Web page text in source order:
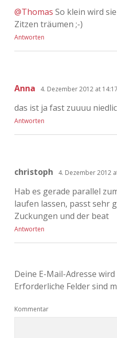
@Thomas So klein wird
Zitzen träumen ;-)
Antworten
Anna 4. Dezember 2012 at 14:17
das ist ja fast zuuuu
Antworten
christoph 4. Dezember 2012
Hab es gerade parallel
laufen lassen, passt sehr
Zuckungen und der beat
Antworten
Deine E-Mail-Adresse
Erforderliche Felder sind
Kommentar